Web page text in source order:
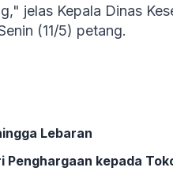
jelas Kepala Dinas
(11/5) petang.
Lebaran
Penghargaan kepada